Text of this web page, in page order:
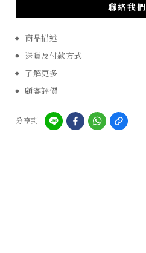
聯絡我們
商品描述
送貨及付款方式
了解更多
顧客評價
分享到